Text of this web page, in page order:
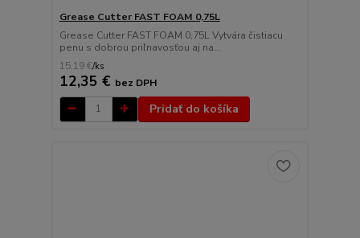
Grease Cutter FAST FOAM 0,75L
Grease Cutter FAST FOAM 0,75L Vytvára čistiacu
penu s dobrou priľnavosťou aj na...
15,19 €/ks
12,35 € bez DPH
Pridať do košíka